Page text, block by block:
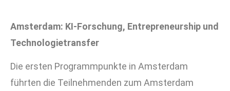
Amsterdam: KI-Forschung, Entrepreneurship und
Technologietransfer
Die ersten Programmpunkte in Amsterdam
führten die Teilnehmenden zum Amsterdam